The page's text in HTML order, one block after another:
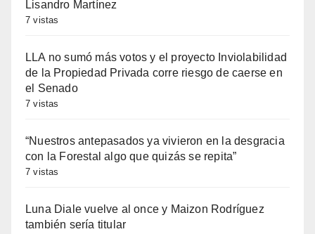
Lisandro Martínez
7 vistas
LLA no sumó más votos y el proyecto Inviolabilidad
de la Propiedad Privada corre riesgo de caerse en
el Senado
7 vistas
“Nuestros antepasados ya vivieron en la desgracia
con la Forestal algo que quizás se repita”
7 vistas
Luna Diale vuelve al once y Maizon Rodríguez
también sería titular